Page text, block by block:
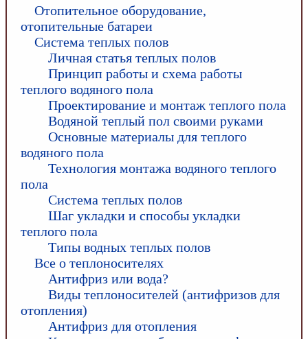
Отопительное оборудование,
отопительные батареи
Система теплых полов
Личная статья теплых полов
Принцип работы и схема работы
теплого водяного пола
Проектирование и монтаж теплого пола
Водяной теплый пол своими руками
Основные материалы для теплого
водяного пола
Технология монтажа водяного теплого
пола
Система теплых полов
Шаг укладки и способы укладки
теплого пола
Типы водных теплых полов
Все о теплоносителях
Антифриз или вода?
Виды теплоносителей (антифризов для
отопления)
Антифриз для отопления